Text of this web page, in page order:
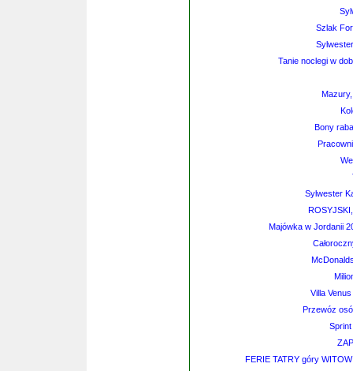
Szlak
Tanie noclegi w
Bony
Sylwester
Majówka w Jordanii
Villa
Przewóz
FERIE TATRY góry